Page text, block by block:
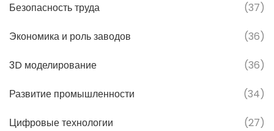
Безопасность труда (37)
Экономика и роль заводов (36)
3D моделирование (36)
Развитие промышленности (34)
Цифровые технологии (27)